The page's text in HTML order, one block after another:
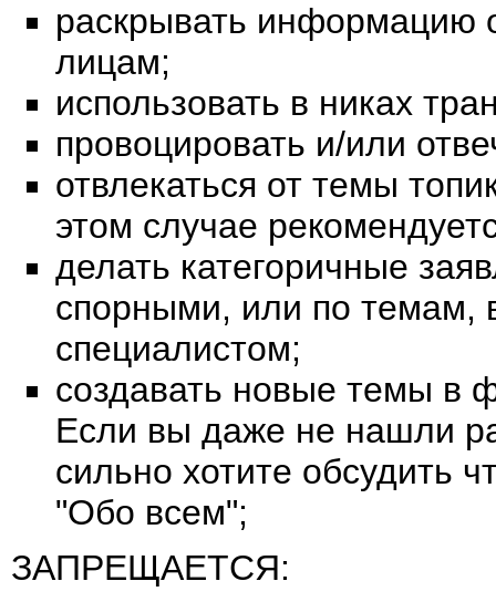
раскрывать информацию
лицам;
использовать в никах
провоцировать и/или
отвлекаться от темы
этом случае
делать категоричные
спорными, или по темам,
специалистом;
создавать новые темы в
Если вы даже не нашли
сильно хотите обсудить
"Обо всем";
ЗАПРЕЩАЕТСЯ: